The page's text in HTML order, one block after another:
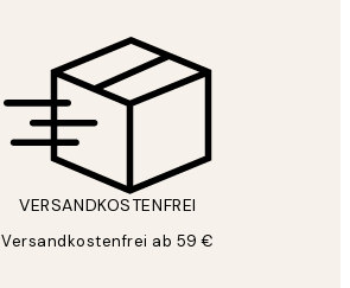
VERSANDKOSTENFREI
Versandkostenfrei ab 59 €